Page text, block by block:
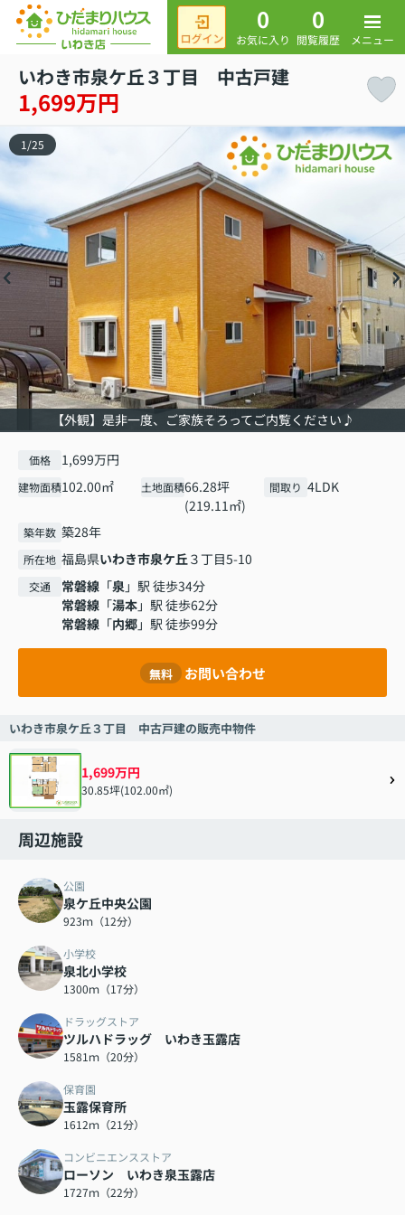
0
お気に入り
0
閲覧履歴 メニュー
いわき市泉ケ丘３丁目 中古戸建
1,699万円
【外観】是非一度、ご家族そろってご内覧ください♪
1 /25
価格 1,699万円
建物面積102.00㎡ 土地面積66.28坪
(219.11㎡)
間取り 4LDK
築年数 築28年
所在地 福島県いわき市泉ケ丘３丁目5-10
交通 常磐線 「泉」駅 徒歩34分
常磐線 「湯本」駅 徒歩62分
常磐線 「内郷」駅 徒歩99分
無料 お問い合わせ
いわき市泉ケ丘３丁目 中古戸建の販売中物件
1,699万円
30.85坪(102.00㎡)
周辺施設
公園
泉ケ丘中央公園
923ｍ（12分）
小学校
泉北小学校
1300ｍ（17分）
ドラッグストア
ツルハドラッグ いわき玉露店
1581ｍ（20分）
保育園
玉露保育所
1612ｍ（21分）
コンビニエンスストア
ローソン いわき泉玉露店
1727ｍ（22分）